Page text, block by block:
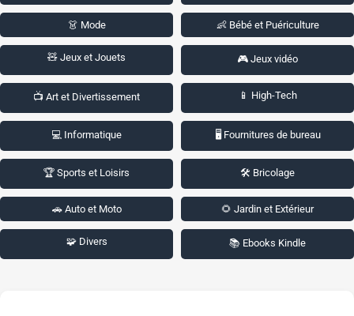
👗 Mode 👶 Bébé et Puériculture
🧸 Jeux et Jouets 🎮 Jeux vidéo
📺 Art et Divertissement 📱 High-Tech
💻 Informatique 🖥️ Fournitures de bureau
🏆 Sports et Loisirs 🛠️ Bricolage
🚗 Auto et Moto 🌻 Jardin et Extérieur
🧩 Divers 📚 Ebooks Kindle